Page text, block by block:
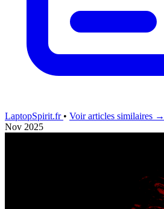
LaptopSpirit.fr • Voir articles similaires →
Nov 2025